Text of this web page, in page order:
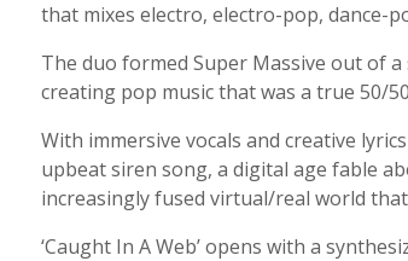
that mixes electro, electro-pop, dance-
The duo formed Super Massive out of
creating pop music that was a true 50/
With immersive vocals and creative
upbeat siren song, a digital age fable
increasingly fused virtual/real world
‘Caught In A Web’ opens with a